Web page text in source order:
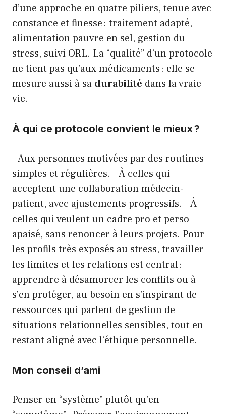
d’une approche en quatre piliers, tenue avec
constance et finesse : traitement adapté,
alimentation pauvre en sel, gestion du
stress, suivi ORL. La “qualité” d’un protocole
ne tient pas qu’aux médicaments : elle se
mesure aussi à sa durabilité dans la vraie
vie.
À qui ce protocole convient le mieux ?
– Aux personnes motivées par des routines
simples et régulières. – À celles qui
acceptent une collaboration médecin-
patient, avec ajustements progressifs. – À
celles qui veulent un cadre pro et perso
apaisé, sans renoncer à leurs projets. Pour
les profils très exposés au stress, travailler
les limites et les relations est central :
apprendre à désamorcer les conflits ou à
s’en protéger, au besoin en s’inspirant de
ressources qui parlent de gestion de
situations relationnelles sensibles, tout en
restant aligné avec l’éthique personnelle.
Mon conseil d’ami
Penser en “système” plutôt qu’en